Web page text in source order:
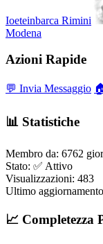
Ioeteinbarca Rimini
Modena
Azioni Rapide
💬 Invia Messaggio
📊 Statistiche
Membro da: 6762
Stato: ✅ Attivo
Visualizzazioni: 483
Ultimo
📈 Completezza